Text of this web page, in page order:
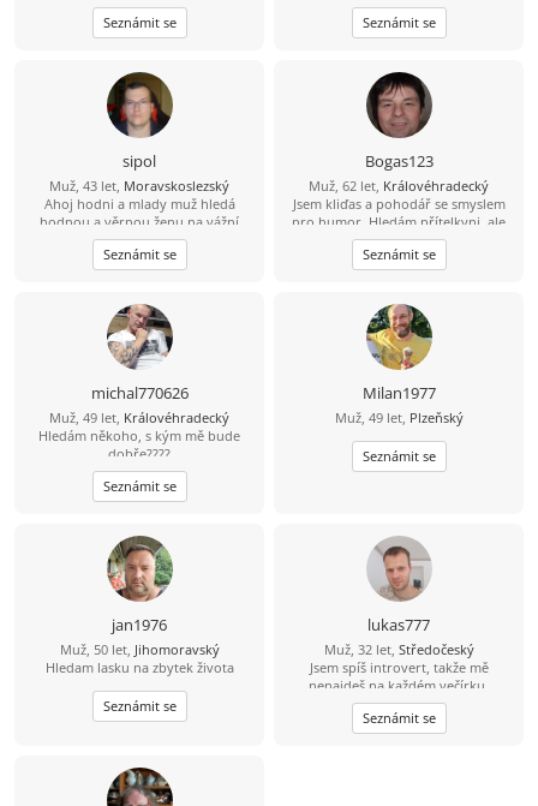
Seznámit se
Seznámit se
sipol
Muž, 43 let, Moravskoslezský
Ahoj hodni a mlady muž hledá
hodnou a věrnou ženu na vážní
seznámení lásku .
Seznámit se
Bogas123
Muž, 62 let, Královéhradecký
Jsem kliďas a pohodář se smyslem
pro humor. Hledám přítelkyni, ale
nepohrdnou ani z kamarádkou.
Seznámit se
michal770626
Muž, 49 let, Královéhradecký
Hledám někoho, s kým mě bude
dobře????
Seznámit se
Milan1977
Muž, 49 let, Plzeňský
Seznámit se
jan1976
Muž, 50 let, Jihomoravský
Hledam lasku na zbytek života
Seznámit se
lukas777
Muž, 32 let, Středočeský
Jsem spíš introvert, takže mě
nenajdeš na každém večírku.
Mnohem raději si užiju pohodový
večer, procházku nebo hezký výlet.
Hledám holku, se kterou nám bude
Seznámit se